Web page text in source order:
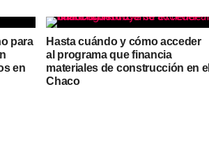
para
en
Hasta cuándo y cómo acceder
al programa que financia
materiales de construcción en el
Chaco